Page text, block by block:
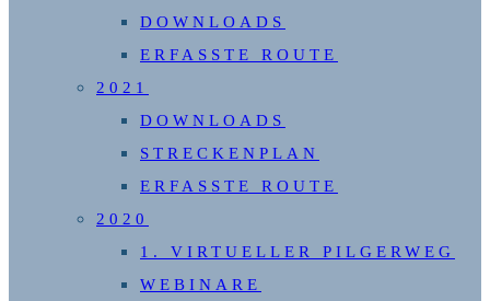
DOWNLOADS
ERFASSTE ROUTE
2021
DOWNLOADS
STRECKENPLAN
ERFASSTE ROUTE
2020
1. VIRTUELLER PILGERWEG
WEBINARE